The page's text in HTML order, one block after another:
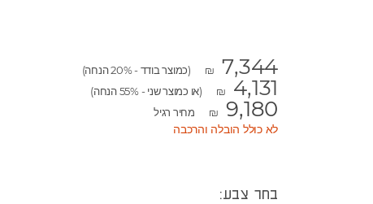
₪ 7,344 (כמוצר בודד - 20% הנחה)
₪ 4,131 (או כמוצר שני - 55% הנחה)
₪ 9,180 מחיר רגיל
לא כולל הובלה והרכבה
בחר צבע: